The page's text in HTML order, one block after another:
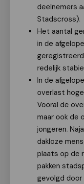
deelnemers
Stadscross).
Het aantal
in de
redelijk
In de
overlast
Vooral de
maar ook de
jongeren.
dakloze
plaats op de
pakken
gevolgd